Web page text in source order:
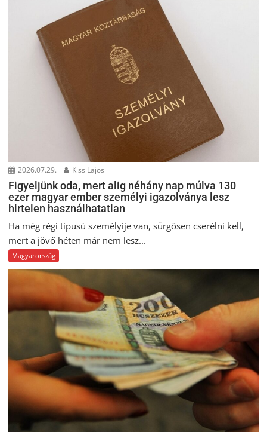
2026.07.29. Kiss Lajos
Figyeljünk oda, mert alig néhány nap múlva 130
ezer magyar ember személyi igazolványa lesz
hirtelen használhatatlan
Ha még régi típusú személyije van, sürgősen cserélni kell,
mert a jövő héten már nem lesz...
Magyarország